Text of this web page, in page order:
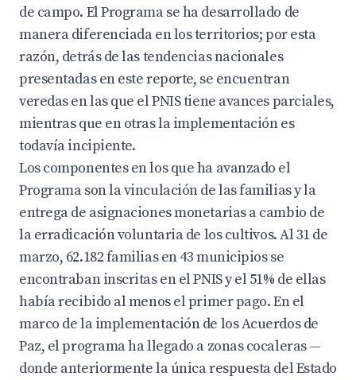
de campo. El Programa se ha desarrollado de
manera diferenciada en los territorios; por esta
razón, detrás de las tendencias nacionales
presentadas en este reporte, se encuentran
veredas en las que el PNIS tiene avances parciales,
mientras que en otras la implementación es
todavía incipiente.
Los componentes en los que ha avanzado el
Programa son la vinculación de las familias y la
entrega de asignaciones monetarias a cambio de
la erradicación voluntaria de los cultivos. Al 31 de
marzo, 62.182 familias en 43 municipios se
encontraban inscritas en el PNIS y el 51% de ellas
había recibido al menos el primer pago. En el
marco de la implementación de los Acuerdos de
Paz, el programa ha llegado a zonas cocaleras —
donde anteriormente la única respuesta del Estado